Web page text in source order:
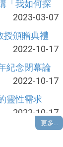
2023-03-07
授頒贈典禮
2022-10-17
紀念閉幕論
2022-10-17
靈性需求
2022-10-17
院鮭魚生 更多...